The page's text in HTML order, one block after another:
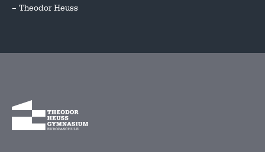
– Theodor Heuss